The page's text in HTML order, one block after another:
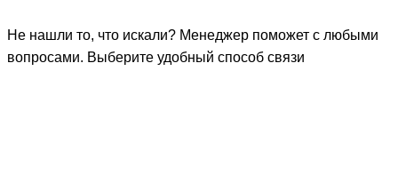
Не нашли то, что искали? Менеджер поможет с любыми
вопросами. Выберите удобный способ связи